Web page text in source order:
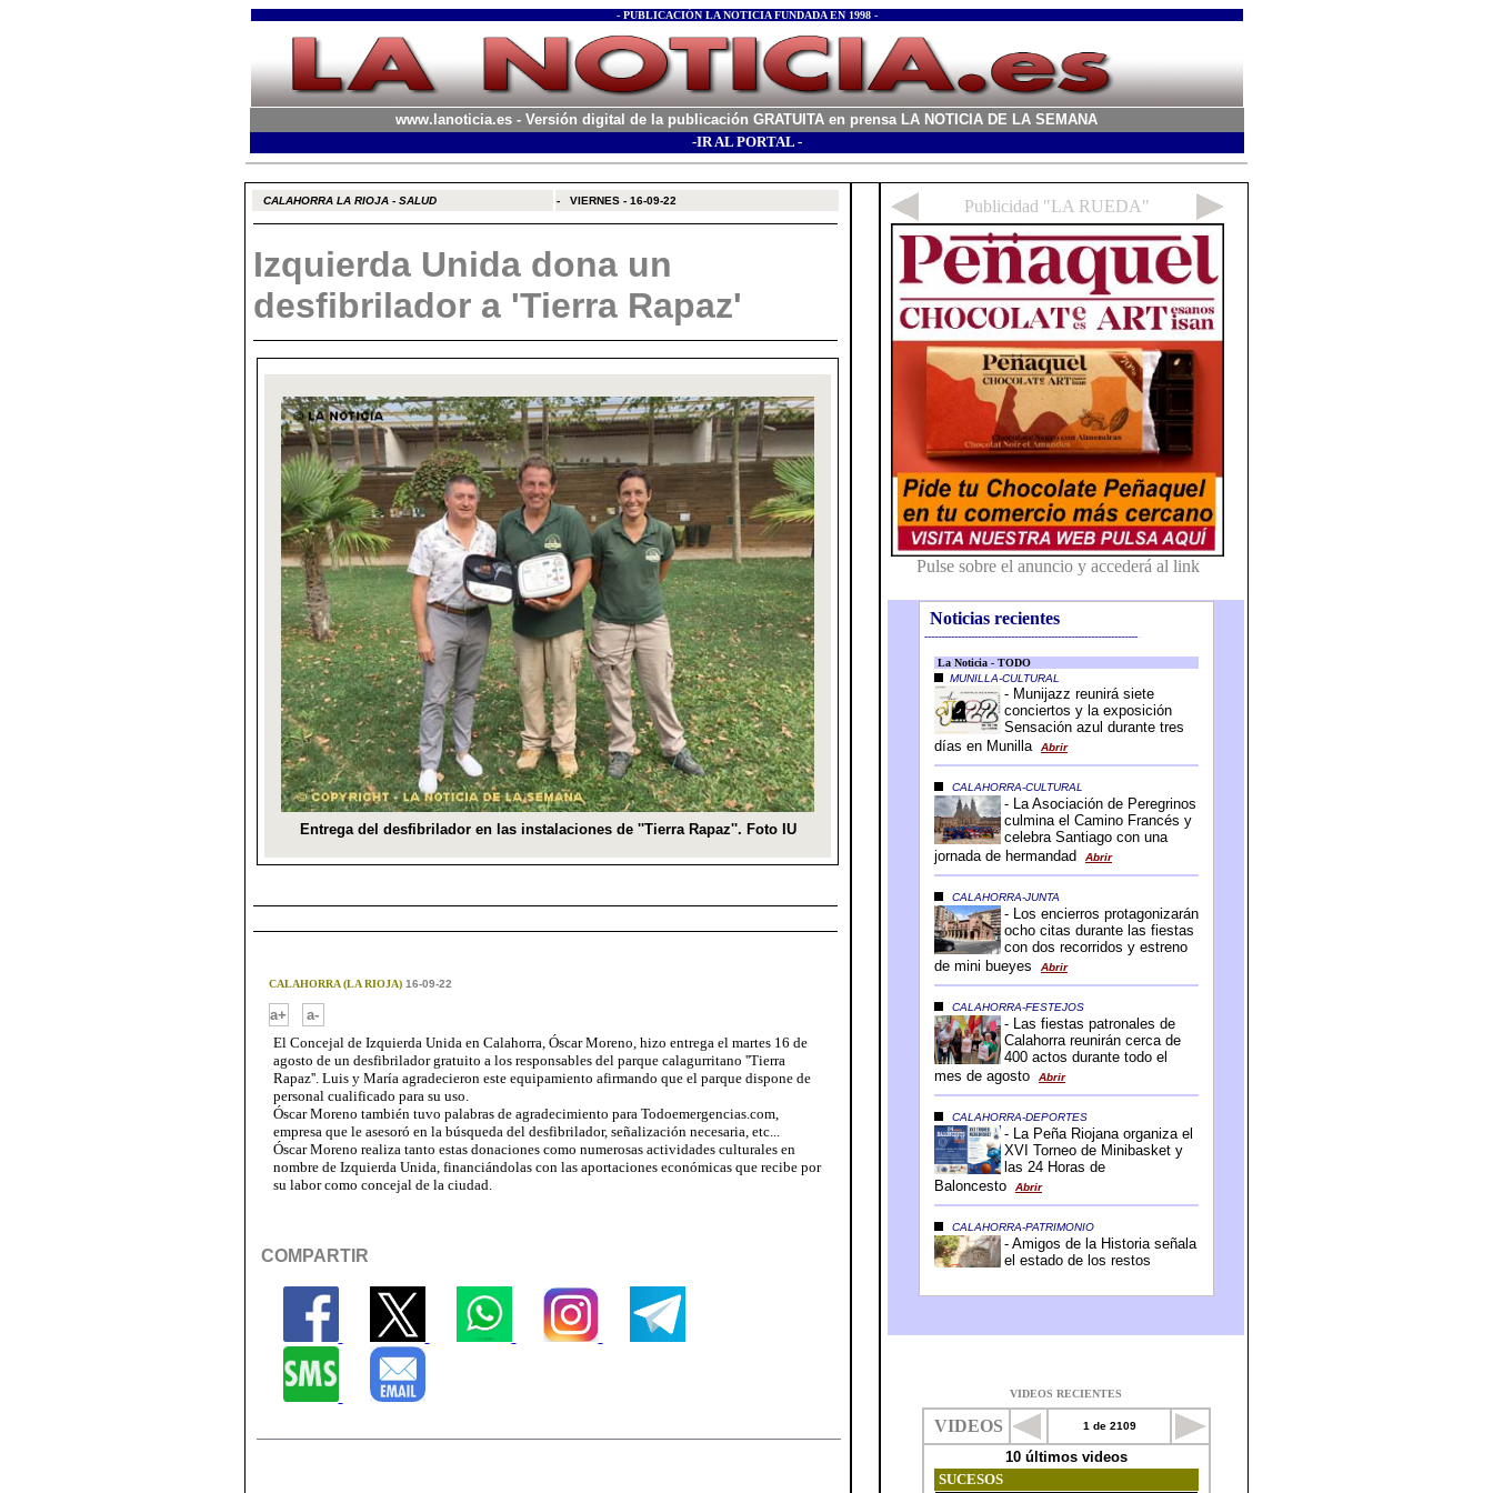
- PUBLICACIÓN LA NOTICIA FUNDADA EN 1998 -
www.lanoticia.es - Versión digital de la publicación GRATUITA en prensa LA NOTICIA DE LA SEMANA
-IR AL PORTAL -
CALAHORRA LA RIOJA - SALUD - VIERNES - 16-09-22
Izquierda Unida dona un
desfibrilador a 'Tierra Rapaz'
CALAHORRA (LA RIOJA)16-09-22
a+
a-
El Concejal de Izquierda Unida en Calahorra, Óscar Moreno, hizo entrega el martes 16 de
agosto de un desfibrilador gratuito a los responsables del parque calagurritano ''Tierra
Rapaz''. Luis y María agradecieron este equipamiento afirmando que el parque dispone de
personal cualificado para su uso.
Óscar Moreno también tuvo palabras de agradecimiento para Todoemergencias.com,
empresa que le asesoró en la búsqueda del desfibrilador, señalización necesaria, etc...
Óscar Moreno realiza tanto estas donaciones como numerosas actividades culturales en
nombre de Izquierda Unida, financiándolas con las aportaciones económicas que recibe por
su labor como concejal de la ciudad.
COMPARTIR
Noticias recientes
-----------------------------------------------------------------
VIDEOS RECIENTES